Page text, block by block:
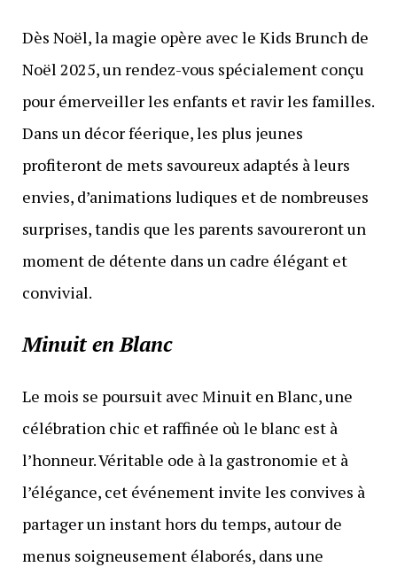
Dès Noël, la magie opère avec le Kids Brunch de
Noël 2025, un rendez-vous spécialement conçu
pour émerveiller les enfants et ravir les familles.
Dans un décor féerique, les plus jeunes
profiteront de mets savoureux adaptés à leurs
envies, d’animations ludiques et de nombreuses
surprises, tandis que les parents savoureront un
moment de détente dans un cadre élégant et
convivial.
Minuit en Blanc
Le mois se poursuit avec Minuit en Blanc, une
célébration chic et raffinée où le blanc est à
l’honneur. Véritable ode à la gastronomie et à
l’élégance, cet événement invite les convives à
partager un instant hors du temps, autour de
menus soigneusement élaborés, dans une